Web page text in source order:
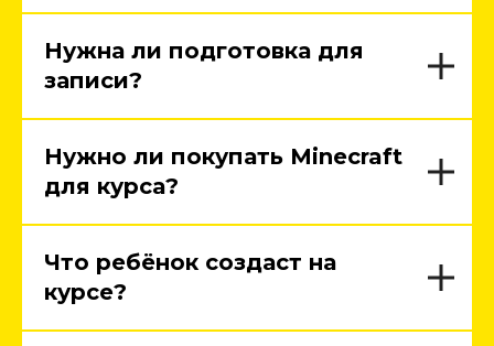
Нужна ли подготовка для
записи?
Нужно ли покупать Minecraft
для курса?
Что ребёнок создаст на
курсе?